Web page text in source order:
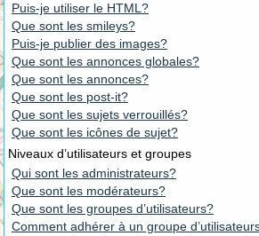
Puis-je utiliser le HTML?
Que sont les smileys?
Puis-je publier des images?
Que sont les annonces globales?
Que sont les annonces?
Que sont les post-it?
Que sont les sujets verrouillés?
Que sont les icônes de sujet?
Niveaux d’utilisateurs et groupes
Qui sont les administrateurs?
Que sont les modérateurs?
Que sont les groupes d’utilisateurs?
Comment adhérer à un groupe